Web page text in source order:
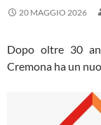
20 MAGGIO 2026
Dopo oltre 30
Cremona ha un